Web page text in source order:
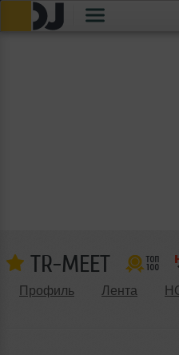
TR-MEET
Профиль Лента